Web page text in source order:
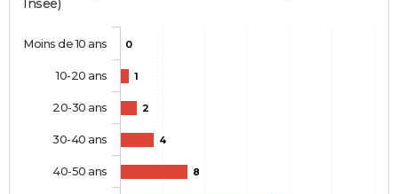
Insee)
0
1
2
4
8
Moins de 10 ans
10-20 ans
20-30 ans
30-40 ans
40-50 ans